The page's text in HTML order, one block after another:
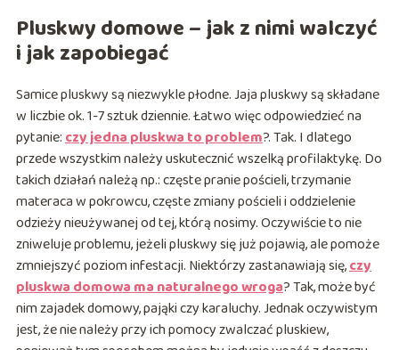
Pluskwy domowe – jak z nimi walczyć
i jak zapobiegać
Samice pluskwy są niezwykle płodne. Jaja pluskwy są składane
w liczbie ok. 1-7 sztuk dziennie. Łatwo więc odpowiedzieć na
pytanie:czy jedna pluskwa to problem?. Tak. I dlatego
przede wszystkim należy uskutecznić wszelką profilaktykę. Do
takich działań należą np.: częste pranie pościeli, trzymanie
materaca w pokrowcu, częste zmiany pościeli i oddzielenie
odzieży nieużywanej od tej, którą nosimy. Oczywiście to nie
zniweluje problemu, jeżeli pluskwy się już pojawią, ale pomoże
zmniejszyć poziom infestacji. Niektórzy zastanawiają się,czy
pluskwa domowa ma naturalnego wroga? Tak, może być
nim zajadek domowy, pająki czy karaluchy. Jednak oczywistym
jest, że nie należy przy ich pomocy zwalczać pluskiew,